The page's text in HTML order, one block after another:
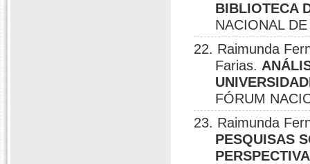
BIBLIOTECA
NACIONAL
22. Raimunda
Farias.
FÓRUM
23. Raimunda
PESQUISAS